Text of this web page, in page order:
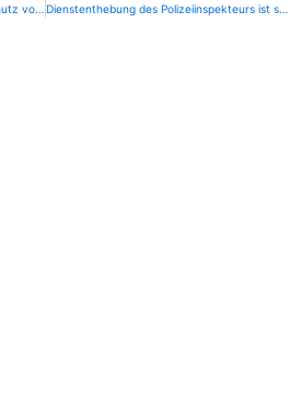
Polizeigewerkschaft fordert mehr Schutz vor Messerangriffen Dienstenthebung des Polizeiinspekteurs ist spätes Schuldeingeständnis